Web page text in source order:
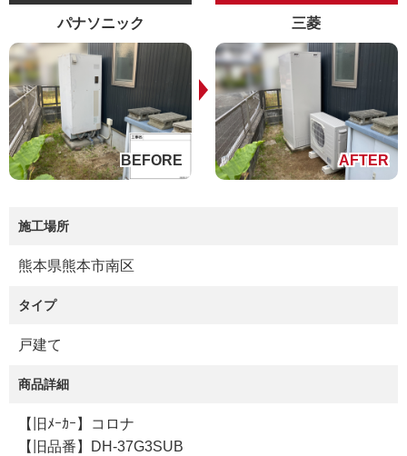
パナソニック 三菱
施工場所
熊本県熊本市南区
タイプ
戸建て
商品詳細
【旧ﾒｰｶｰ】コロナ
【旧品番】DH-37G3SUB